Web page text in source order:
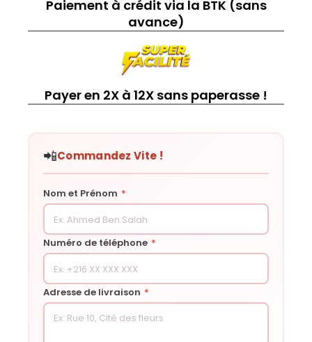
Paiement à crédit via la BTK (sans
avance)
Payer en 2X à 12X sans paperasse !
📲Commandez Vite !
Nom et Prénom *
Numéro de téléphone *
Adresse de livraison *